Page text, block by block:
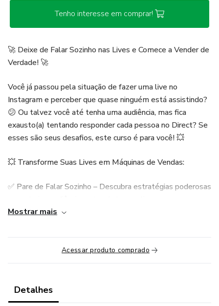
Tenho interesse em comprar!
🚀 Deixe de Falar Sozinho nas Lives e Comece a Vender de
Verdade! 🚀
Você já passou pela situação de fazer uma live no
Instagram e perceber que quase ninguém está assistindo?
😕 Ou talvez você até tenha uma audiência, mas fica
exausto(a) tentando responder cada pessoa no Direct? Se
esses são seus desafios, este curso é para você! 💥
💥 Transforme Suas Lives em Máquinas de Vendas:
✅ Pare de Falar Sozinho – Descubra estratégias poderosas
interessadas, evitando o vazio da tela e a sensação de
✅ Chega de Responder um por um – Com nossa
automação de Direct e WhatsApp, você não vai mais se
fechamento de vendas é automatizado, poupando seu
tempo e aumentando suas chances de conversão.
Mostrar mais
Acessar produto comprado
Detalhes